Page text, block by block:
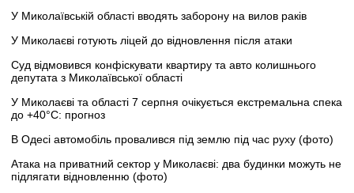
У Миколаївській області вводять заборону на вилов раків
У Миколаєві готують ліцей до відновлення після атаки
Суд відмовився конфіскувати квартиру та авто колишнього
депутата з Миколаївської області
У Миколаєві та області 7 серпня очікується екстремальна спека
до +40°C: прогноз
В Одесі автомобіль провалився під землю під час руху (фото)
Атака на приватний сектор у Миколаєві: два будинки можуть не
підлягати відновленню (фото)